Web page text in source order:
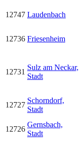
12747 Laudenbach
12736 Friesenheim
12731
Sulz am Neckar,
Stadt
12727
Schorndorf,
Stadt
12726
Gernsbach,
Stadt